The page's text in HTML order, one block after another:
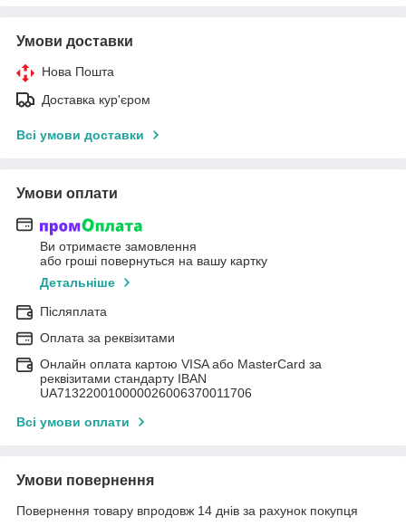
Умови доставки
Нова Пошта
Доставка кур'єром
Всі умови доставки
Умови оплати
Ви отримаєте замовлення
або гроші повернуться на вашу картку
Детальніше
Післяплата
Оплата за реквізитами
Онлайн оплата картою VISA або MasterCard за
реквізитами стандарту IBAN
UA713220010000026006370011706
Всі умови оплати
Умови повернення
Повернення товару впродовж 14 днів за рахунок покупця